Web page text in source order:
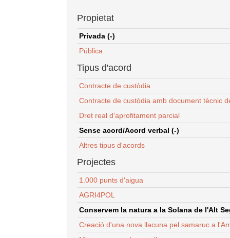
Propietat
Privada (-)
Pública
Tipus d'acord
Contracte de custòdia
Contracte de custòdia amb document tècnic
Dret real d'aprofitament parcial
Sense acord/Acord verbal (-)
Altres tipus d'acords
Projectes
1.000 punts d'aigua
AGRI4POL
Conservem la natura a la Solana de l'Alt
Creació d'una nova llacuna pel samaruc a